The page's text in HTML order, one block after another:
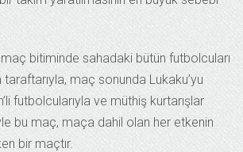
bitiminde sahadaki bütün futbolcuları
taraftarıyla, maç sonunda Lukaku’yu
futbolcularıyla ve müthiş kurtarışlar
bu maç, maça dahil olan her etkenin
bir maçtır.